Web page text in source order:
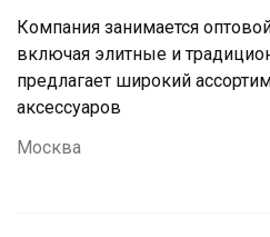
Компания занимается
включая элитные и
предлагает широкий
аксессуаров
Москва